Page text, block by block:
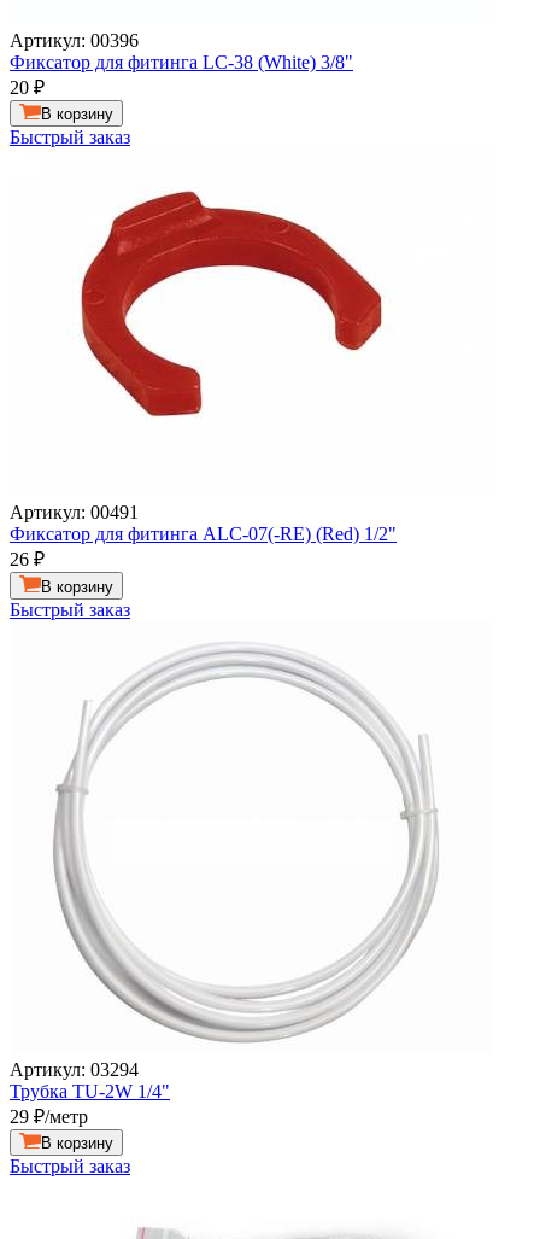
Артикул: 00396
Фиксатор для фитинга LC-38 (White) 3/8"
20 ₽
В корзину
Быстрый заказ
Артикул: 00491
Фиксатор для фитинга ALC-07(-RE) (Red) 1/2"
26 ₽
В корзину
Быстрый заказ
Артикул: 03294
Трубка TU-2W 1/4"
29 ₽/метр
В корзину
Быстрый заказ